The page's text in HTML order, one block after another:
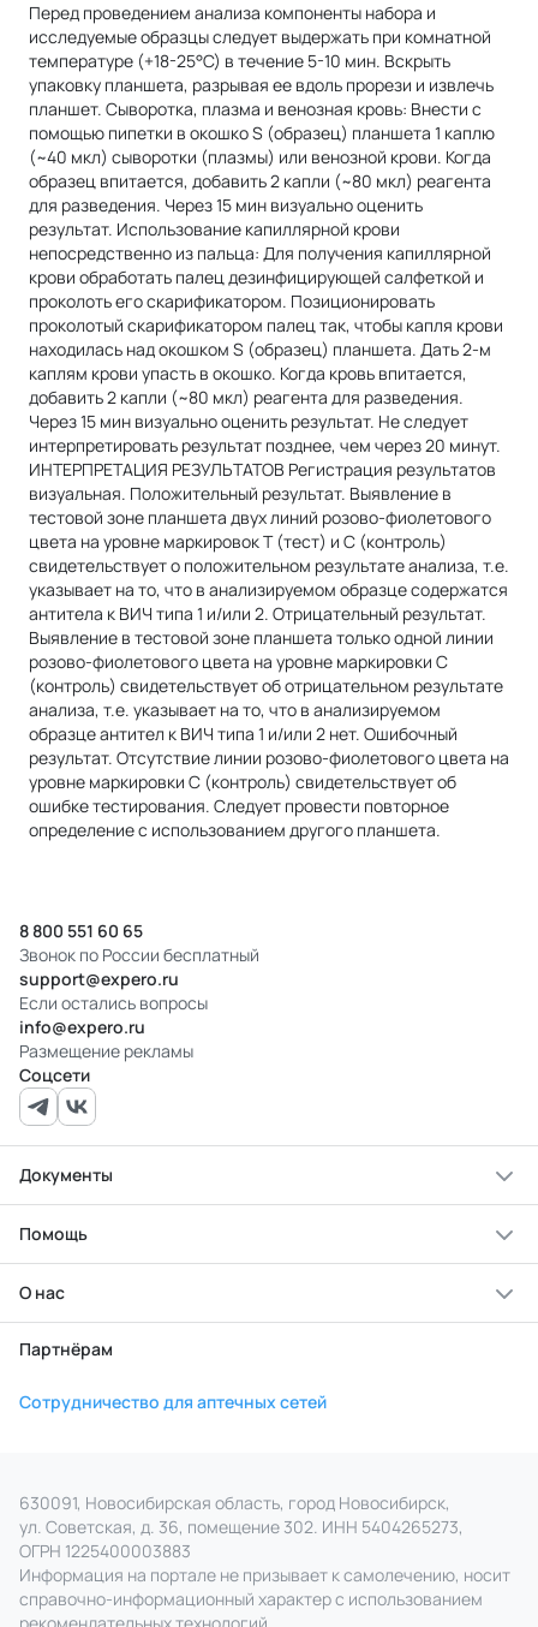
Перед проведением анализа компоненты набора и
исследуемые образцы следует выдержать при комнатной
температуре (+18-25°С) в течение 5-10 мин. Вскрыть
упаковку планшета, разрывая ее вдоль прорези и извлечь
планшет. Сыворотка, плазма и венозная кровь: Внести с
помощью пипетки в окошко S (образец) планшета 1 каплю
(~40 мкл) сыворотки (плазмы) или венозной крови. Когда
образец впитается, добавить 2 капли (~80 мкл) реагента
для разведения. Через 15 мин визуально оценить
результат. Использование капиллярной крови
непосредственно из пальца: Для получения капиллярной
крови обработать палец дезинфицирующей салфеткой и
проколоть его скарификатором. Позиционировать
проколотый скарификатором палец так, чтобы капля крови
находилась над окошком S (образец) планшета. Дать 2-м
каплям крови упасть в окошко. Когда кровь впитается,
добавить 2 капли (~80 мкл) реагента для разведения.
Через 15 мин визуально оценить результат. Не следует
интерпретировать результат позднее, чем через 20 минут.
ИНТЕРПРЕТАЦИЯ РЕЗУЛЬТАТОВ Регистрация результатов
визуальная. Положительный результат. Выявление в
тестовой зоне планшета двух линий розово-фиолетового
цвета на уровне маркировок Т (тест) и С (контроль)
свидетельствует о положительном результате анализа, т.е.
указывает на то, что в анализируемом образце содержатся
антитела к ВИЧ типа 1 и/или 2. Отрицательный результат.
Выявление в тестовой зоне планшета только одной линии
розово-фиолетового цвета на уровне маркировки С
(контроль) свидетельствует об отрицательном результате
анализа, т.е. указывает на то, что в анализируемом
образце антител к ВИЧ типа 1 и/или 2 нет. Ошибочный
результат. Отсутствие линии розово-фиолетового цвета на
уровне маркировки С (контроль) свидетельствует об
ошибке тестирования. Следует провести повторное
определение с использованием другого планшета.
8 800 551 60 65
Звонок по России бесплатный
support@expero.ru
Если остались вопросы
info@expero.ru
Размещение рекламы
Соцсети
Документы
Помощь
О нас
Партнёрам
Сотрудничество для аптечных сетей
630091, Новосибирская область, город Новосибирск,
ул. Советская, д. 36, помещение 302. ИНН 5404265273,
ОГРН 1225400003883
Информация на портале не призывает к самолечению, носит
справочно‑информационный характер с использованием